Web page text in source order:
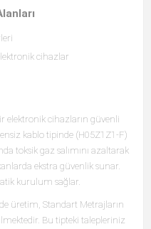
cihazlar
elektronik cihazların güvenli
kablo tipinde (H05Z1Z1-F)
toksik gaz salımını azaltarak
ekstra güvenlik sunar.
kurulum sağlar.
üretim, Standart Metrajların
Bu tipteki talepleriniz